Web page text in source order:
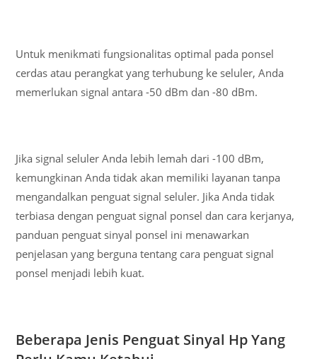
Untuk menikmati fungsionalitas optimal pada ponsel
cerdas atau perangkat yang terhubung ke seluler, Anda
memerlukan signal antara -50 dBm dan -80 dBm.
Jika signal seluler Anda lebih lemah dari -100 dBm,
kemungkinan Anda tidak akan memiliki layanan tanpa
mengandalkan penguat signal seluler. Jika Anda tidak
terbiasa dengan penguat signal ponsel dan cara kerjanya,
panduan penguat sinyal ponsel ini menawarkan
penjelasan yang berguna tentang cara penguat signal
ponsel menjadi lebih kuat.
Beberapa Jenis Penguat Sinyal Hp Yang